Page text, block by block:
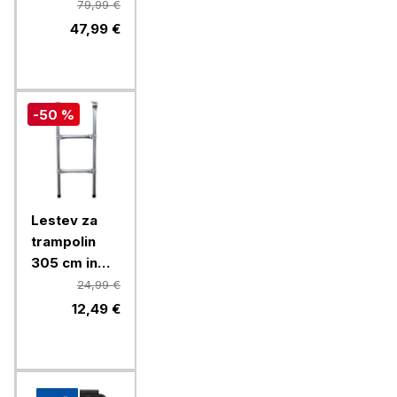
SJ4000,
srebrna
79,99 €
47,99 €
-50 %
Lestev za
trampolin
305 cm in
397 cm24,99 €
12,49 €